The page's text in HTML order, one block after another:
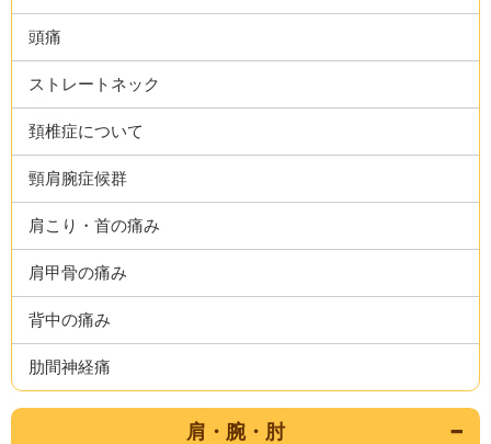
頭痛
ストレートネック
頚椎症について
頸肩腕症候群
肩こり・首の痛み
肩甲骨の痛み
背中の痛み
肋間神経痛
肩・腕・肘